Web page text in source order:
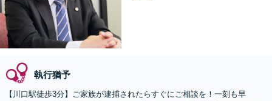
執行猶予
【川口駅徒歩3分】ご家族が逮捕されたらすぐにご相談を！一刻も早